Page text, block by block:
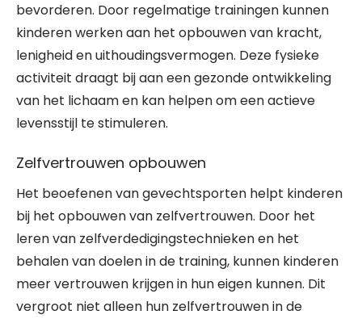
bevorderen. Door regelmatige trainingen kunnen
kinderen werken aan het opbouwen van kracht,
lenigheid en uithoudingsvermogen. Deze fysieke
activiteit draagt bij aan een gezonde ontwikkeling
van het lichaam en kan helpen om een actieve
levensstijl te stimuleren.
Zelfvertrouwen opbouwen
Het beoefenen van gevechtsporten helpt kinderen
bij het opbouwen van zelfvertrouwen. Door het
leren van zelfverdedigingstechnieken en het
behalen van doelen in de training, kunnen kinderen
meer vertrouwen krijgen in hun eigen kunnen. Dit
vergroot niet alleen hun zelfvertrouwen in de